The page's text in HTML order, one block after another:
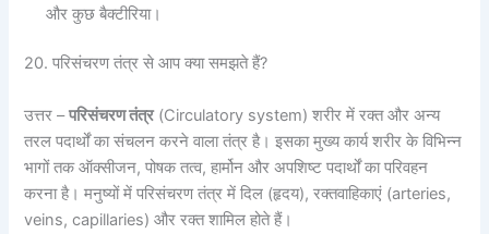
और कुछ बैक्टीरिया।
20. परिसंचरण तंत्र से आप क्या समझते हैं?
उत्तर –परिसंचरण तंत्र(Circulatory system) शरीर में रक्त और अन्य
तरल पदार्थों का संचलन करने वाला तंत्र है। इसका मुख्य कार्य शरीर के विभिन्न
भागों तक ऑक्सीजन, पोषक तत्व, हार्मोन और अपशिष्ट पदार्थों का परिवहन
करना है। मनुष्यों में परिसंचरण तंत्र में दिल (हृदय), रक्तवाहिकाएं (arteries,
veins, capillaries) और रक्त शामिल होते हैं।